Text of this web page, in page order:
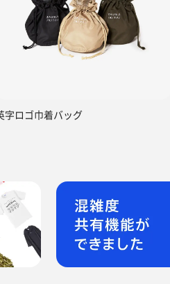
字ロゴ巾着バッグ